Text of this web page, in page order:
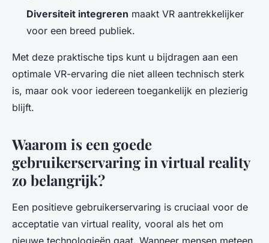
Diversiteit integreren maakt VR aantrekkelijker
voor een breed publiek.
Met deze praktische tips kunt u bijdragen aan een
optimale VR-ervaring die niet alleen technisch sterk
is, maar ook voor iedereen toegankelijk en plezierig
blijft.
Waarom is een goede
gebruikerservaring in virtual reality
zo belangrijk?
Een positieve gebruikerservaring is cruciaal voor de
acceptatie van virtual reality, vooral als het om